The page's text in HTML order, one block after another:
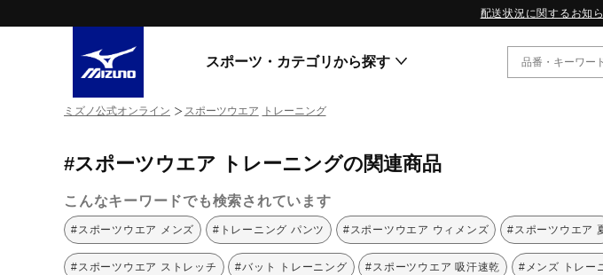
配送状況に関するお知
スポーツ・カテゴリから探す
ライフスタイルウエア
ランニング
サッカー／フットサル
トレーニング
WAVE PROPHECY
MORELIA LS
WAVE RIDER
MXR
W.PROPHECY1｜特集
WP MAGIC MITA｜特集
WP STRAP｜特集
ミズノ公式オンライン スポーツウエア トレーニング
#スポーツウエア トレーニングの関連商品
こんなキーワードでも検索されています
#スポーツウエア メンズ #トレーニング パンツ #スポーツウエア ウィメンズ #スポーツウエア
#スポーツウエア ストレッチ #バット トレーニング #スポーツウエア 吸汗速乾 #メンズ トレー